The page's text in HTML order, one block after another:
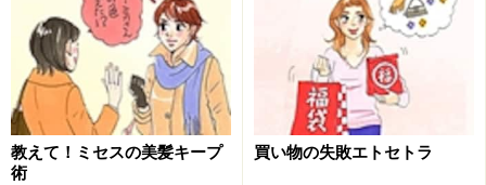
教えて！ミセスの美髪キープ
術
買い物の失敗エトセトラ